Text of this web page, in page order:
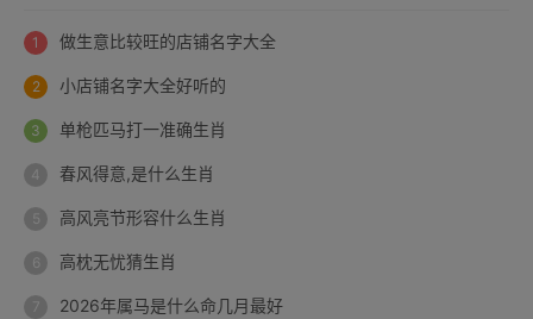
做生意比较旺的店铺名字大全
小店铺名字大全好听的
单枪匹马打一准确生肖
春风得意,是什么生肖
高风亮节形容什么生肖
高枕无忧猜生肖
2026年属马是什么命几月最好